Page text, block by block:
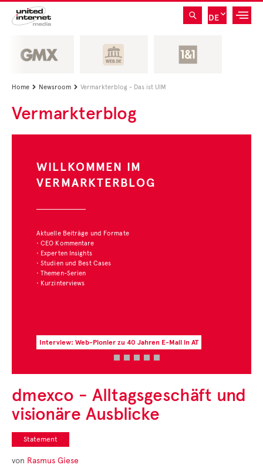
DE
Home  Newsroom  Vermarkterblog - Das ist UIM
Vermarkterblog
WILLKOMMEN IM
VERMARKTERBLOG
Aktuelle Beiträge und Formate
• CEO Kommentare
• Experten Insights
• Studien und Best Cases
• Themen-Serien
• Kurzinterviews
Interview: Web-Pionier zu 40 Jahren E-Mail in AT
dmexco - Alltagsgeschäft und
visionäre Ausblicke
Statement
von Rasmus Giese